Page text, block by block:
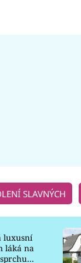
SLAVNÝCH
luxusní
láká na